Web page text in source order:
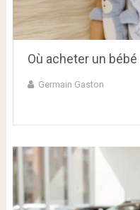
Où acheter un
Germain Gaston